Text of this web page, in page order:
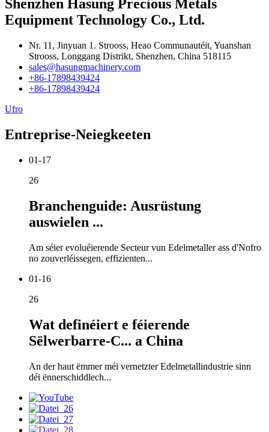
Shenzhen Hasung Precious Metals
Equipment Technology Co., Ltd.
Nr. 11, Jinyuan 1. Strooss, Heao Communautéit, Yuanshan
Strooss, Longgang Distrikt, Shenzhen, China 518115
sales@hasungmachinery.com
+86-17898439424
+86-17898439424
Ufro
Entreprise-Neiegkeeten
01-17
26
Branchenguide: Ausrüstung
auswielen ...
Am séier evoluéierende Secteur vun Edelmetaller ass d'Nofro
no zouverléissegen, effizienten...
01-16
26
Wat definéiert e féierende
Sëlwerbarre-C... a China
An der haut ëmmer méi vernetzter Edelmetallindustrie sinn
déi ënnerschiddlech...